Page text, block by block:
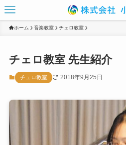
ホーム 音楽教室 チェロ教室
チェロ教室 先生紹介
チェロ教室 2018年9月25日